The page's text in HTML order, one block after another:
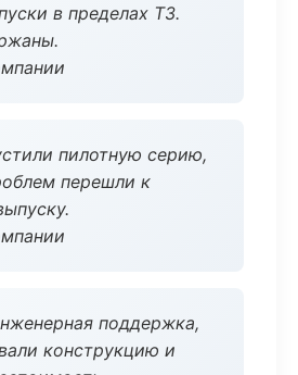
в пределах ТЗ.
пилотную серию,
перешли к
поддержка,
конструкцию и